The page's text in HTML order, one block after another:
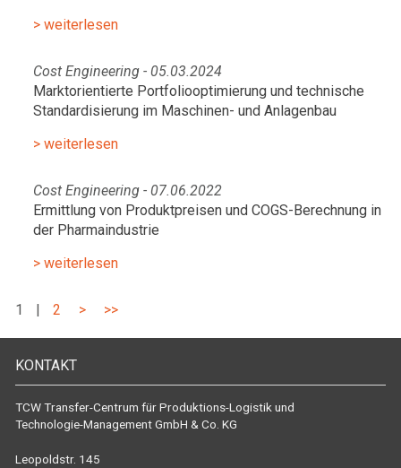
> weiterlesen
Cost Engineering - 05.03.2024
Marktorientierte Portfoliooptimierung und technische
Standardisierung im Maschinen- und Anlagenbau
> weiterlesen
Cost Engineering - 07.06.2022
Ermittlung von Produktpreisen und COGS-Berechnung in
der Pharmaindustrie
> weiterlesen
1 | 2 > >>
KONTAKT
TCW Transfer-Centrum für Produktions-Logistik und
Technologie-Management GmbH & Co. KG
Leopoldstr. 145